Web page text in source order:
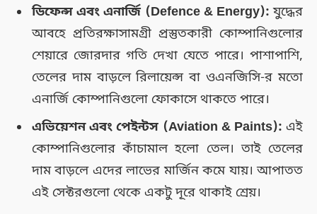
ডিফেন্স এবং এনার্জি (Defence & Energy): যুদ্ধের
আবহে প্রতিরক্ষাসামগ্রী প্রস্তুতকারী কোম্পানিগুলোর
শেয়ারে জোরদার গতি দেখা যেতে পারে। পাশাপাশি,
তেলের দাম বাড়লে রিলায়েন্স বা ওএনজিসি-র মতো
এনার্জি কোম্পানিগুলো ফোকাসে থাকতে পারে।
এভিয়েশন এবং পেইন্টস (Aviation & Paints): এই
কোম্পানিগুলোর কাঁচামাল হলো তেল। তাই তেলের
দাম বাড়লে এদের লাভের মার্জিন কমে যায়। আপাতত
এই সেক্টরগুলো থেকে একটু দূরে থাকাই শ্রেয়।